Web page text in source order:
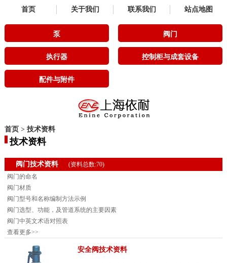
首页 关于我们 联系我们 站点地图
泵 阀门
执行器 控制柜与成套设备
配件与附件
首页> 技术资料
技术资料
阀门技术资料
(资料总数:70)
阀门的命名
阀门材质
阀门型号和名称编制方法示例
阀门选型、功能，及管道系统的主要因素
阀门中英文术语对照表
查看更多>>
安全阀技术资料